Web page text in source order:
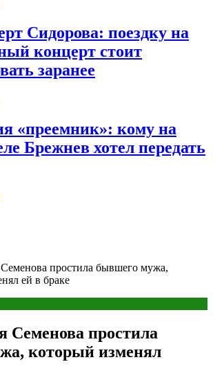
Сидорова: поездку на
концерт стоит
заранее
«преемник»: кому на
Брежнев хотел передать
простила бывшего мужа,
ей в браке
Семенова простила
который изменял